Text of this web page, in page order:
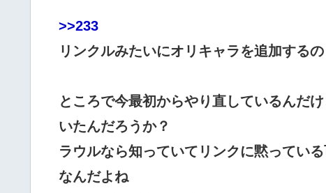
>>233
リンクルみたいにオリキャラを追加する
ところで今最初からやり直しているんだ
いたんだろうか？
ラウルなら知っていてリンクに黙ってい
なんだよね